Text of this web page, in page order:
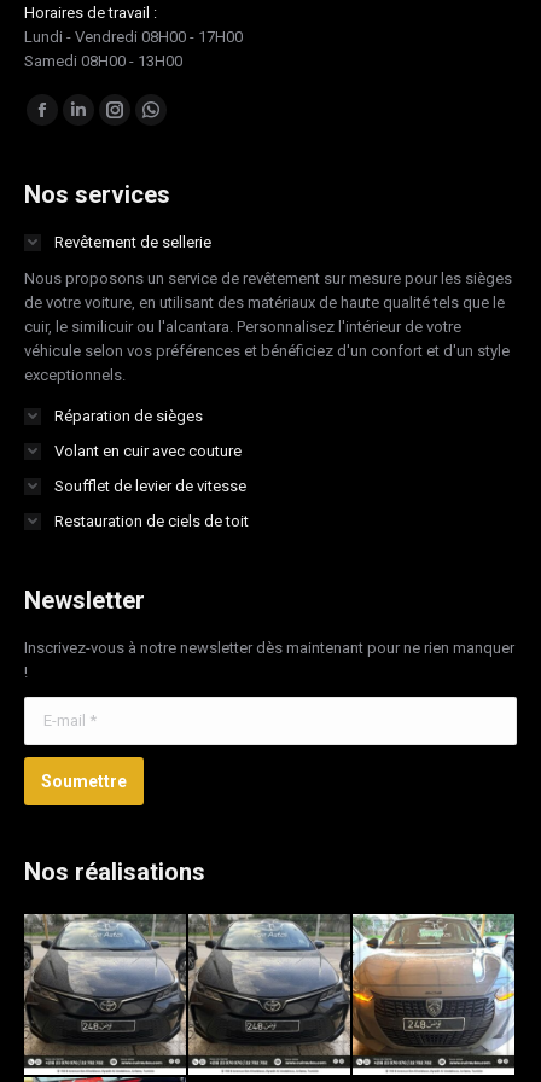
Horaires de travail :
Lundi - Vendredi 08H00 - 17H00
Samedi 08H00 - 13H00
Trouvez nous sur :
Facebook
opens
new
window
LinkedIn
opens
new
window
Instagram
opens
new
window
Whatsapp
opens
new
window
Nos services
Revêtement de sellerie
Nous proposons un service de revêtement sur mesure pour les sièges
de votre voiture, en utilisant des matériaux de haute qualité tels que le
cuir, le similicuir ou l'alcantara. Personnalisez l'intérieur de votre
véhicule selon vos préférences et bénéficiez d'un confort et d'un style
exceptionnels.
Réparation de sièges
Volant en cuir avec couture
Soufflet de levier de vitesse
Restauration de ciels de toit
Newsletter
Inscrivez-vous à notre newsletter dès maintenant pour ne rien manquer
!
Soumettre
Nos réalisations